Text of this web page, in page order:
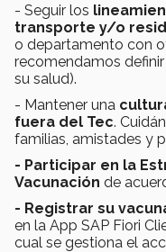
- Seguir los
transporte y/o
o departamento con
recomendamos
su salud).
- Mantener una
fuera del Tec.
familias, amistades y
- Participar en la
Vacunación de
- Registrar su
en la App SAP Fiori
cual se gestiona el